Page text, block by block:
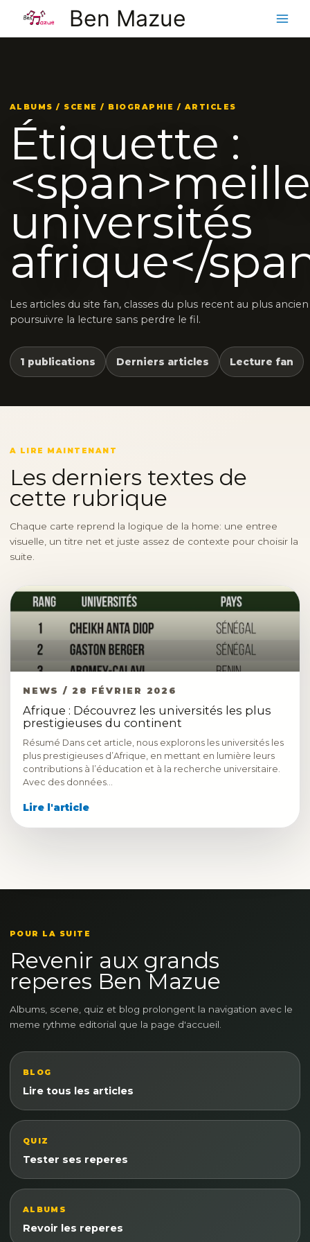
contenu
Ben Mazue
ALBUMS / SCENE / BIOGRAPHIE / ARTICLES
Étiquette :
universités
afrique</
Les articles du site fan, classes du plus recent au plus
poursuivre la lecture sans perdre le fil.
1 publications Derniers articles Lecture fan
A LIRE MAINTENANT
Les derniers textes de
cette rubrique
Chaque carte reprend la logique de la home: une entree
visuelle, un titre net et juste assez de contexte pour choisir la
suite.
NEWS / 28 FÉVRIER 2026
Afrique : Découvrez les universités les plus
prestigieuses du continent
Résumé Dans cet article, nous explorons les universités les
plus prestigieuses d’Afrique, en mettant en lumière leurs
contributions à l’éducation et à la recherche universitaire.
Avec des données…
Lire l'article
POUR LA SUITE
Revenir aux grands
reperes Ben Mazue
Albums, scene, quiz et blog prolongent la navigation avec le
meme rythme editorial que la page d'accueil.
BLOG
Lire tous les articles
QUIZ
Tester ses reperes
ALBUMS
Revoir les reperes